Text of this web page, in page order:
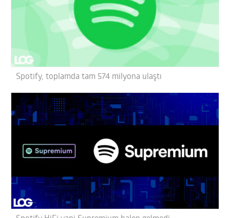
Spotify, toplamda tam 574 milyona ulaştı